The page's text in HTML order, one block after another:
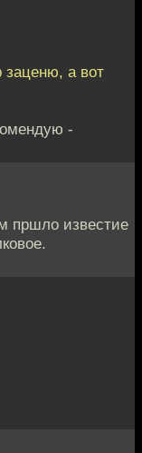
заценю, а вот
-
пршло известие